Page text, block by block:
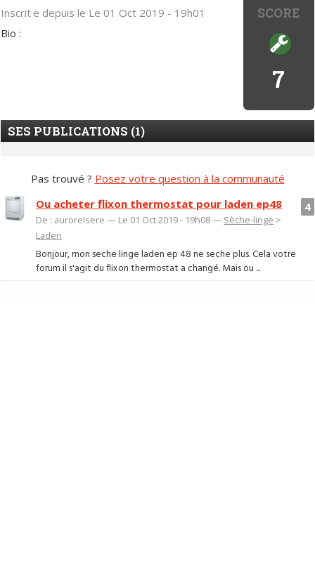
SCORE
7
Inscrit·e depuis le Le 01 Oct 2019 - 19h01
Bio :
SES PUBLICATIONS (1)
Pas trouvé ? Posez votre question à la communauté
4
Ou acheter flixon thermostat pour laden ep48
De : auroreIsere — Le 01 Oct 2019 - 19h08 — Sèche-linge >
Laden
Bonjour, mon seche linge laden ep 48 ne seche plus. Cela votre
forum il s'agit du flixon thermostat a changé. Mais ou ...